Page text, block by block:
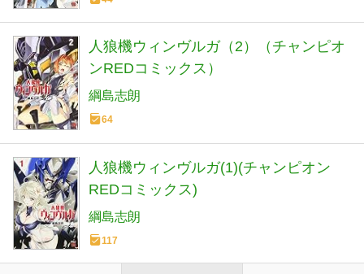
人狼機ウィンヴルガ（2）（チャンピオ
ンREDコミックス）
綱島志朗
64
人狼機ウィンヴルガ(1)(チャンピオン
REDコミックス)
綱島志朗
117